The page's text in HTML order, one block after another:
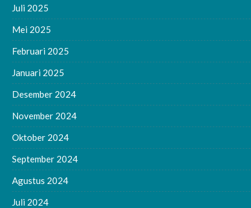
Juli 2025
Mei 2025
Februari 2025
Januari 2025
Desember 2024
November 2024
Oktober 2024
September 2024
Agustus 2024
Juli 2024